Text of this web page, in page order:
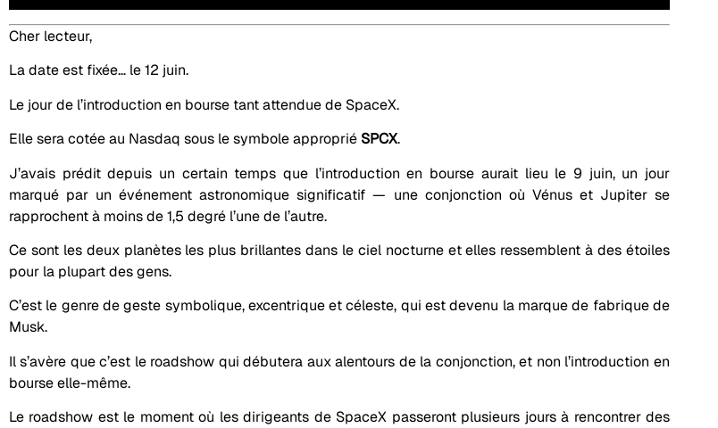
Cher lecteur,
La date est fixée… le 12 juin.
Le jour de l’introduction en bourse tant attendue de SpaceX.
Elle sera cotée au Nasdaq sous le symbole approprié SPCX.
J’avais prédit depuis un certain temps que l’introduction en bourse aurait lieu le 9 juin, un jour
marqué par un événement astronomique significatif — une conjonction où Vénus et Jupiter se
rapprochent à moins de 1,5 degré l’une de l’autre.
Ce sont les deux planètes les plus brillantes dans le ciel nocturne et elles ressemblent à des étoiles
pour la plupart des gens.
C’est le genre de geste symbolique, excentrique et céleste, qui est devenu la marque de fabrique de
Musk.
Il s’avère que c’est le roadshow qui débutera aux alentours de la conjonction, et non l’introduction en
bourse elle-même.
Le roadshow est le moment où les dirigeants de SpaceX passeront plusieurs jours à rencontrer des